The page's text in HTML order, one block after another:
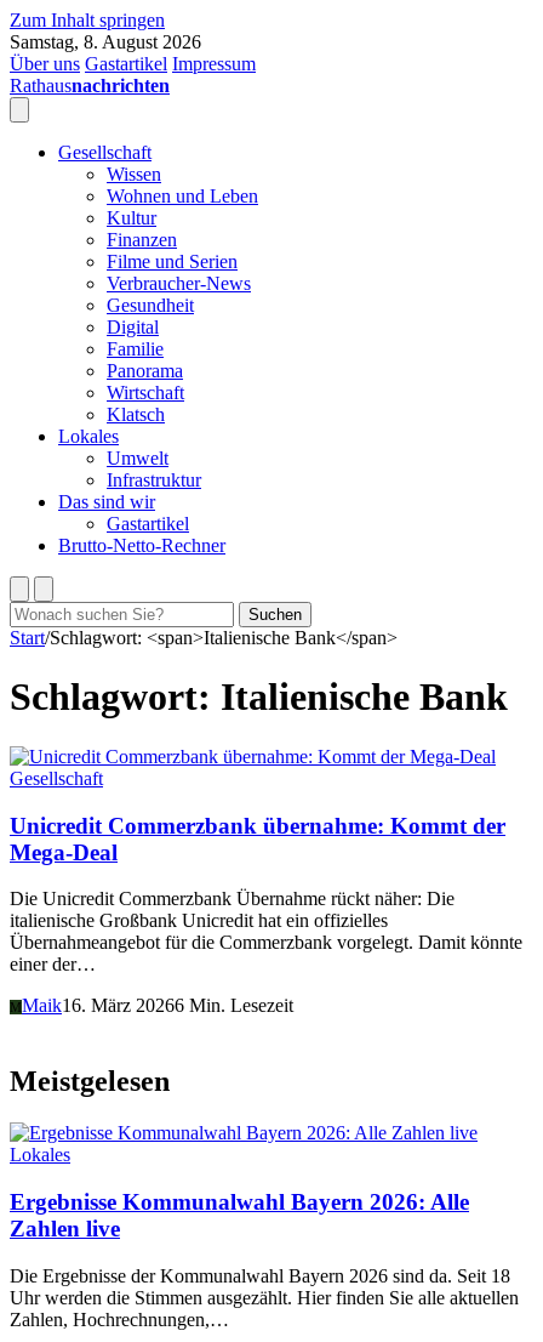
Zum Inhalt springen
Samstag, 8. August 2026
Über uns Gastartikel Impressum
Rathausnachrichten
Gesellschaft
Wissen
Wohnen und Leben
Kultur
Finanzen
Filme und Serien
Verbraucher-News
Gesundheit
Digital
Familie
Panorama
Wirtschaft
Klatsch
Lokales
Umwelt
Infrastruktur
Das sind wir
Gastartikel
Brutto-Netto-Rechner
Suchen
nach:
Suchen
Start/Schlagwort: <span>Italienische Bank</span>
Schlagwort: Italienische Bank
Gesellschaft
Unicredit Commerzbank übernahme: Kommt der
Mega-Deal
Die Unicredit Commerzbank Übernahme rückt näher: Die
italienische Großbank Unicredit hat ein offizielles
Übernahmeangebot für die Commerzbank vorgelegt. Damit könnte
einer der…
M Maik16. März 20266 Min. Lesezeit
Meistgelesen
Lokales
Ergebnisse Kommunalwahl Bayern 2026: Alle
Zahlen live
Die Ergebnisse der Kommunalwahl Bayern 2026 sind da. Seit 18
Uhr werden die Stimmen ausgezählt. Hier finden Sie alle aktuellen
Zahlen, Hochrechnungen,…